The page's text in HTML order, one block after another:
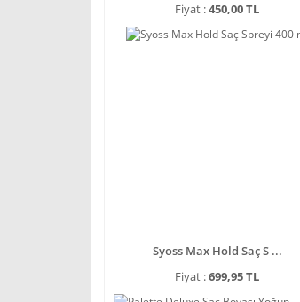
Fiyat :450,00 TL
Syoss Max Hold Saç S ...
Fiyat :699,95 TL